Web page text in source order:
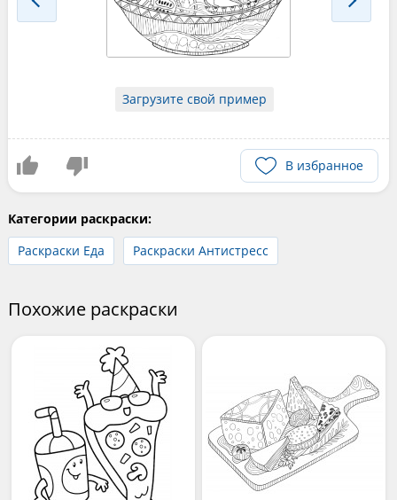
Загрузите свой пример
В избранное
Категории раскраски:
Раскраски Еда
Раскраски Антистресс
Похожие раскраски